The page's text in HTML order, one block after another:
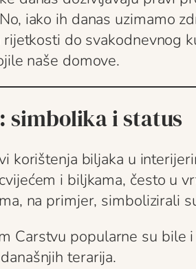
iako ih danas uzimamo
rijetkosti do svakodnevnog
naše domove.
simbolika i status
korištenja biljaka u
i biljkama, često u
na primjer, simbolizirali
Carstvu popularne su bile i
terarija.